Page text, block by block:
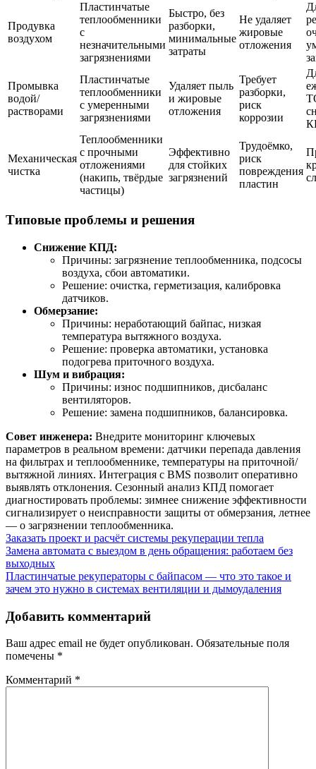
Продувка
воздухом
Пластинчатые
теплообменники
с
незначительными
загрязнениями
Быстро, без
разборки,
минимальные
затраты
Не удаляет
жировые
отложения
Промывка
водой/
растворами
Пластинчатые
теплообменники
с умеренными
загрязнениями
Удаляет пыль
и жировые
отложения
Требует
разборки,
риск
коррозии
Механическая
чистка
Теплообменники
с прочными
отложениями
(накипь, твёрдые
частицы)
Эффективно
для стойких
загрязнений
Трудоёмко,
риск
повреждения
пластин
Типовые проблемы и решения
Снижение КПД:
Причины: загрязнение теплообменника, подсосы
воздуха, сбои автоматики.
Решение: очистка, герметизация, калибровка
датчиков.
Обмерзание:
Причины: неработающий байпас, низкая
температура вытяжного воздуха.
Решение: проверка автоматики, установка
подогрева приточного воздуха.
Шум и вибрация:
Причины: износ подшипников, дисбаланс
вентиляторов.
Решение: замена подшипников, балансировка.
Совет инженера: Внедрите мониторинг ключевых
параметров в реальном времени: датчики перепада давления
на фильтрах и теплообменнике, температуры на приточной/
вытяжной линиях. Интеграция с BMS позволит оперативно
выявлять отклонения. Сезонный анализ КПД помогает
диагностировать проблемы: зимнее снижение эффективности
сигнализирует о неисправности защиты от обмерзания, летнее
— о загрязнении теплообменника.
Заказать проект и расчёт системы рекуперации тепла
Навигация
по
записям
Замена автомата с выездом в день обращения: работаем без
выходных
Пластинчатые рекуператоры с байпасом — что это такое и
зачем это нужно в системах вентиляции и дымоудаления
Добавить комментарий
Ваш адрес email не будет опубликован. Обязательные поля
помечены *
Комментарий *